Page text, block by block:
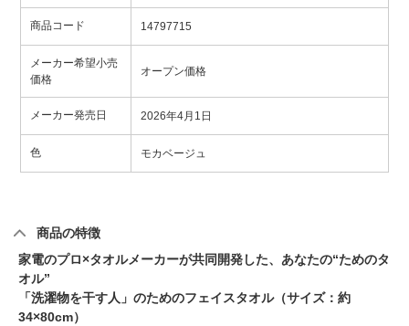
商品コード 14797715
メーカー希望小売
価格
オープン価格
メーカー発売日 2026年4月1日
色 モカベージュ
商品の特徴
家電のプロ×タオルメーカーが共同開発した、あなたの“ためのタ
オル”
「洗濯物を干す人」のためのフェイスタオル（サイズ：約
34×80cm）